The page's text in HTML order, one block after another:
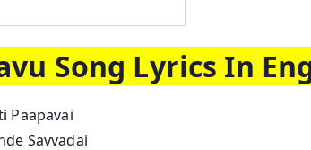
Song Lyrics In
Paapavai
Savvadai